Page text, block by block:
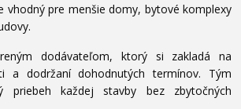
vhodný pre menšie domy, bytové komplexy
dodávateľom, ktorý si zakladá na
a dodržaní dohodnutých termínov. Tým
priebeh každej stavby bez zbytočných